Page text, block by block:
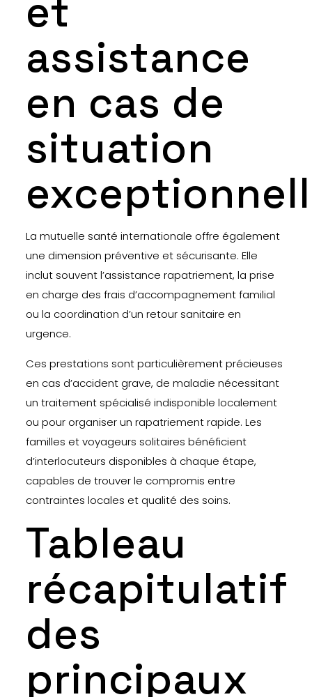
et
assistance
en cas de
situation
La mutuelle santé internationale offre également
une dimension préventive et sécurisante. Elle
inclut souvent l’assistance rapatriement, la prise
en charge des frais d’accompagnement familial
ou la coordination d’un retour sanitaire en
urgence.
Ces prestations sont particulièrement précieuses
en cas d’accident grave, de maladie nécessitant
un traitement spécialisé indisponible localement
ou pour organiser un rapatriement rapide. Les
familles et voyageurs solitaires bénéficient
d’interlocuteurs disponibles à chaque étape,
capables de trouver le compromis entre
contraintes locales et qualité des soins.
Tableau
récapitulatif
des
principaux